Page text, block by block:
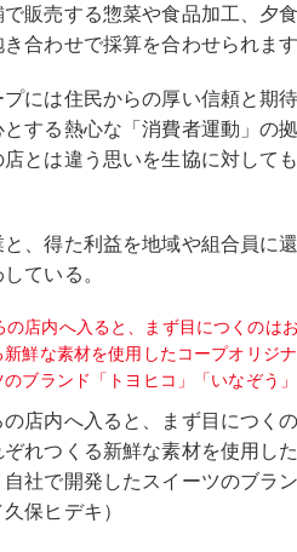
販売する惣菜や食品加工、夕
合わせで採算を合わせられます
には住民からの厚い信頼と期
とする熱心な「消費者運動」の
店とは違う思いを生協に対して
、得た利益を地域や組合員に
ている。
店内へ入ると、まず目につく
れつくる新鮮な素材を使用し
社で開発したスイーツのブラ
保ヒデキ）